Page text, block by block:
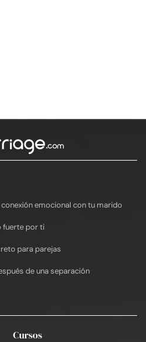
emocional con tu marido
fuerte por ti
para parejas
de una separación
Cursos